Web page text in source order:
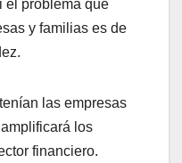
el problema que
y familias es de
las empresas
los
financiero.